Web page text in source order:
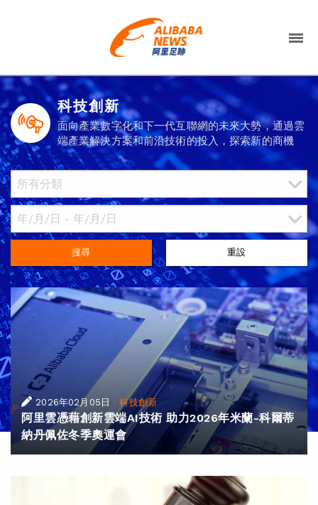
科技創新
面向產業數字化和下一代互聯網的未來大勢，通過雲
端產業解決方案和前沿技術的投入，探索新的商機
搜尋 重設
2026年02月05日 |科技創新
阿里雲憑藉創新雲端AI技術 助力2026年米蘭-科爾蒂
納丹佩佐冬季奧運會